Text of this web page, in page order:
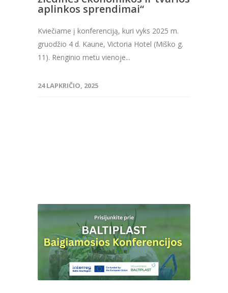
aplinkos sprendimai“
Kviečiame į konferenciją, kuri vyks 2025 m.
gruodžio 4 d. Kaune, Victoria Hotel (Miško g.
11). Renginio metu vienoje...
24 LAPKRIČIO, 2025